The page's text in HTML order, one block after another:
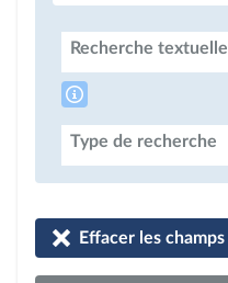
Recherche textuelle
Type de recherche
Effacer les champs